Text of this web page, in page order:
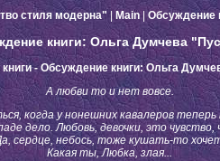
стиля модерна" Main| Обсуждение
книги: Ольга Думчева
- Обсуждение книги: Ольга
А любви то и нет вовсе.
когда у нонешних кавалеров
дело. Любовь, девочки, это
сердце, небось, тоже кушать-то
Какая ты, Любка, злая...